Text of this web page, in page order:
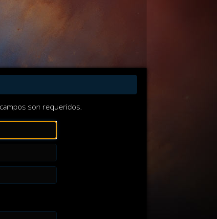
son requeridos.